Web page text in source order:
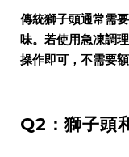
傳統獅子頭通常需
味。若使用急凍調
操作即可，不需要額
Q2：獅子頭